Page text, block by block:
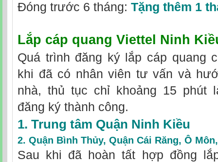
Đóng trước 6 tháng: Tặng thêm 1
Lắp cáp quang Viettel Ninh
Quá trình đăng ký lắp cáp quang
khi đã có nhân viên tư vấn và
nhà, thủ tục chỉ khoảng 15 phút
đăng ký thành công.
1. Trung tâm Quận Ninh Kiều
2. Quận Bình Thủy, Quận Cái Răng, Ô Môn
Sau khi đã hoàn tất hợp đồng